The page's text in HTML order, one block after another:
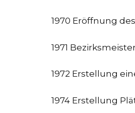
1970 Eröffnung
1971
1972 Erstellung
1974 Erstellung